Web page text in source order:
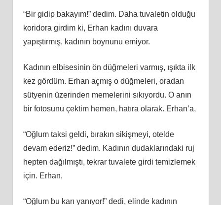
“Bir gidip bakayım!” dedim. Daha tuvaletin olduğu
koridora girdim ki, Erhan kadını duvara
yapıştırmış, kadının boynunu emiyor.
Kadının elbisesinin ön düğmeleri varmış, ışıkta ilk
kez gördüm. Erhan açmış o düğmeleri, oradan
sütyenin üzerinden memelerini sıkıyordu. O anın
bir fotosunu çektim hemen, hatıra olarak. Erhan’a,
“Oğlum taksi geldi, bırakın sikişmeyi, otelde
devam ederiz!” dedim. Kadının dudaklarındaki ruj
hepten dağılmıştı, tekrar tuvalete girdi temizlemek
için. Erhan,
“Oğlum bu karı yanıyor!” dedi, elinde kadının